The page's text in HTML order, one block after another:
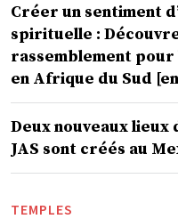
Créer un sentiment
spirituelle :
rassemblement pour
en Afrique du Sud
Deux nouveaux
JAS sont créés au
TEMPLES